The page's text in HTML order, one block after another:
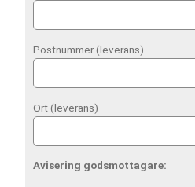
Postnummer (leverans)
Ort (leverans)
Avisering godsmottagare: